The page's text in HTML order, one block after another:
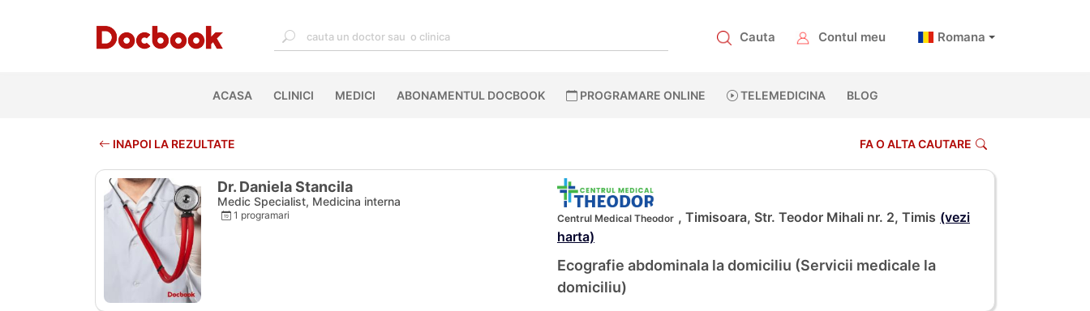
Cauta Contul meu Romana
ACASA(CURRENT)
CLINICI MEDICI ABONAMENTUL DOCBOOK PROGRAMARE ONLINE TELEMEDICINA BLOG
INAPOI LA REZULTATE FA O ALTA CAUTARE
Dr. Daniela Stancila
Medic Specialist, Medicina interna
1 programari Centrul Medical Theodor , Timisoara, Str. Teodor Mihali nr. 2, Timis (vezi
harta)
Ecografie abdominala la domiciliu (Servicii medicale la
domiciliu)